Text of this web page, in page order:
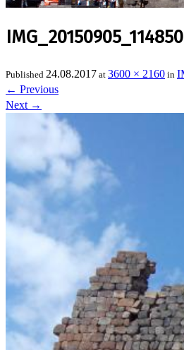
IMG_20150905_114850
Published 24.08.2017 at 3600 × 2160 in
← Previous
Next →